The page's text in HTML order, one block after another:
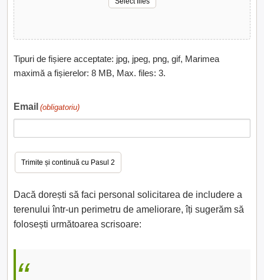
Tipuri de fișiere acceptate: jpg, jpeg, png, gif, Marimea
maximă a fișierelor: 8 MB, Max. files: 3.
Email (obligatoriu)
Dacă dorești să faci personal solicitarea de includere a
terenului într-un perimetru de ameliorare, îți sugerăm să
folosești următoarea scrisoare: